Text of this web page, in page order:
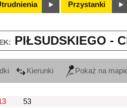
Przystanki
PIŁSUDSKIEGO -
Kierunki Pokaż na
53